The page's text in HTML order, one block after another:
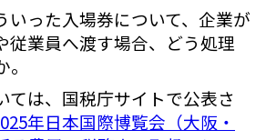
いった入場券について、企業が
従業員へ渡す場合、どう処理
ては、国税庁サイトで公表さ
年日本国際博覧会（大阪・